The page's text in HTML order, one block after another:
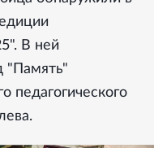
В ней
"Память"
педагогического